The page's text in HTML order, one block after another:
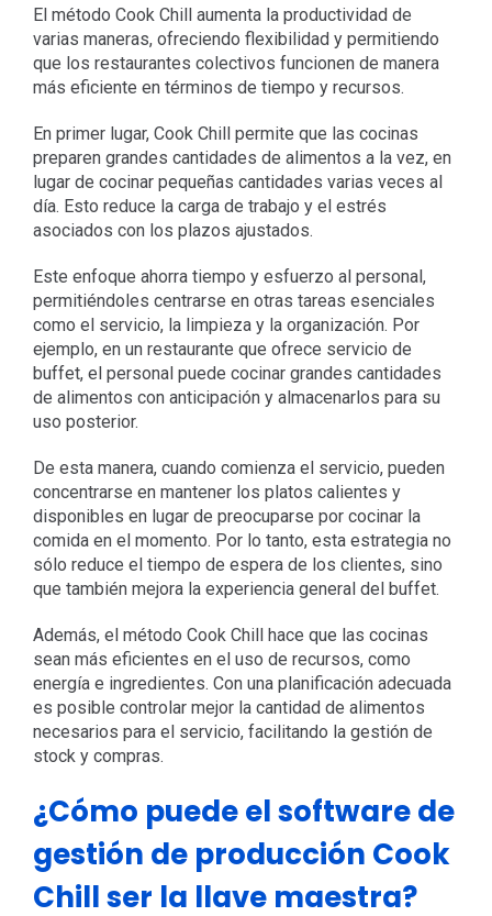
El método Cook Chill aumenta la productividad de
varias maneras, ofreciendo flexibilidad y permitiendo
que los restaurantes colectivos funcionen de manera
más eficiente en términos de tiempo y recursos.
En primer lugar, Cook Chill permite que las cocinas
preparen grandes cantidades de alimentos a la vez, en
lugar de cocinar pequeñas cantidades varias veces al
día. Esto reduce la carga de trabajo y el estrés
asociados con los plazos ajustados.
Este enfoque ahorra tiempo y esfuerzo al personal,
permitiéndoles centrarse en otras tareas esenciales
como el servicio, la limpieza y la organización. Por
ejemplo, en un restaurante que ofrece servicio de
buffet, el personal puede cocinar grandes cantidades
de alimentos con anticipación y almacenarlos para su
uso posterior.
De esta manera, cuando comienza el servicio, pueden
concentrarse en mantener los platos calientes y
disponibles en lugar de preocuparse por cocinar la
comida en el momento. Por lo tanto, esta estrategia no
sólo reduce el tiempo de espera de los clientes, sino
que también mejora la experiencia general del buffet.
Además, el método Cook Chill hace que las cocinas
sean más eficientes en el uso de recursos, como
energía e ingredientes. Con una planificación adecuada
es posible controlar mejor la cantidad de alimentos
necesarios para el servicio, facilitando la gestión de
stock y compras.
¿Cómo puede el software de
gestión de producción Cook
Chill ser la llave maestra?